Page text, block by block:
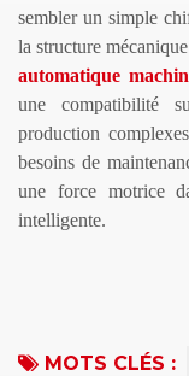
sembler un simple
la structure
automatique
une compatibilité
production
besoins de
une force motrice
intelligente.
MOTS CLÉS :